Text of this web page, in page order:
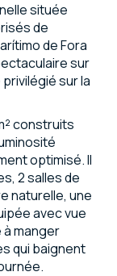
située
de
de Fora
sur
sur la
construits
optimisé. Il
2 salles de
naturelle, une
avec vue
à manger
qui baignent